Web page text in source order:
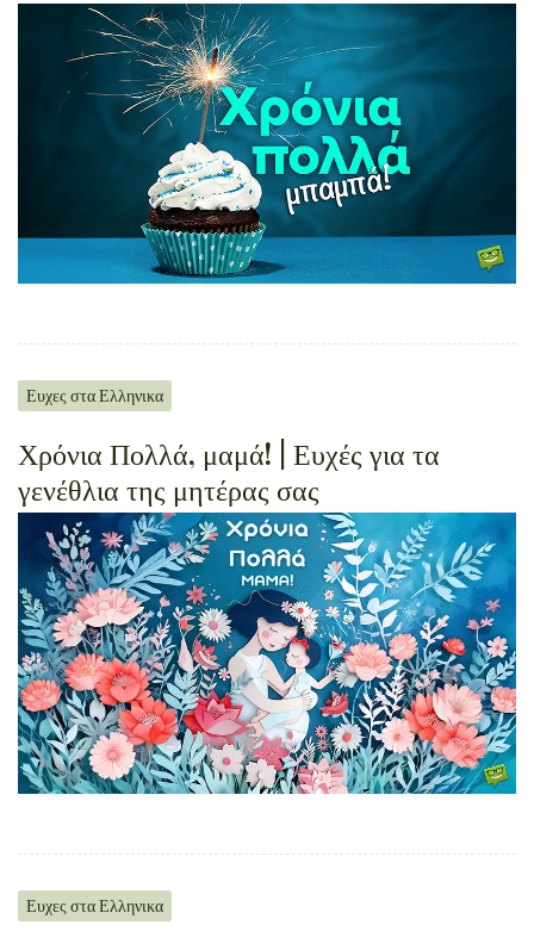
Ευχες στα Ελληνικα
Χρόνια Πολλά, μαμά! | Ευχές για τα
γενέθλια της μητέρας σας
Ευχες στα Ελληνικα